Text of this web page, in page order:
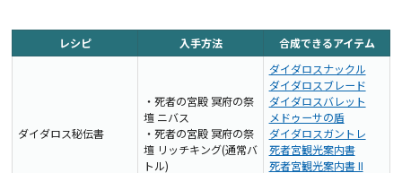
レシピ 入手方法 合成できるアイテム
ダイダロス秘伝書
・死者の宮殿 冥府の祭
壇 ニバス
・死者の宮殿 冥府の祭
壇 リッチキング(通常バ
トル)
ダイダロスナックル
ダイダロスブレード
ダイダロスバレット
メドゥーサの盾
ダイダロスガントレ
死者宮観光案内書
死者宮観光案内書 II